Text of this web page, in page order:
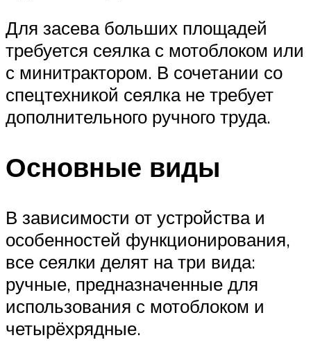
Для засева больших площадей
требуется сеялка с мотоблоком или
с минитрактором. В сочетании со
спецтехникой сеялка не требует
дополнительного ручного труда.
Основные виды
В зависимости от устройства и
особенностей функционирования,
все сеялки делят на три вида:
ручные, предназначенные для
использования с мотоблоком и
четырёхрядные.